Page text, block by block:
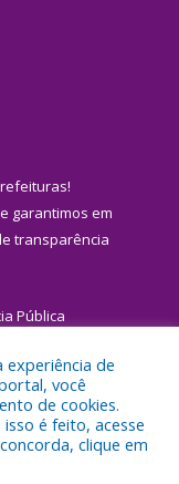
!
garantimos em
transparência
Pública
de Igarapé-
experiência de
você
de cookies.
é feito, acesse
clique em